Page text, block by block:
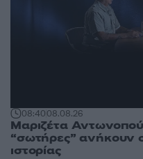
08:4008.08.26
Μαριζέτα
“σωτήρες” ανήκουν
ιστορίας